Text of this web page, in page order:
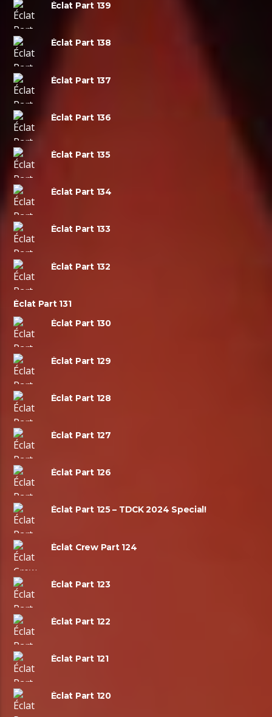
Éclat Part 139
Éclat Part 138
Éclat Part 137
Éclat Part 136
Éclat Part 135
Éclat Part 134
Éclat Part 133
Éclat Part 132
Éclat Part 131
Éclat Part 130
Éclat Part 129
Éclat Part 128
Éclat Part 127
Éclat Part 126
Éclat Part 125 – TDCK 2024 Special!
Éclat Crew Part 124
Éclat Part 123
Éclat Part 122
Éclat Part 121
Éclat Part 120